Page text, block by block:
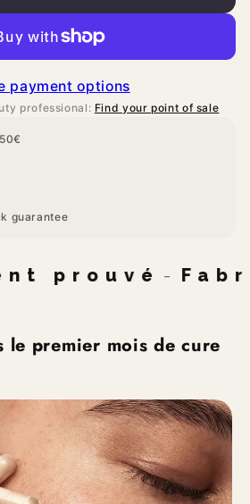
payment options
professional: Find your point of sale
guarantee
prouvé -
le premier mois de cure